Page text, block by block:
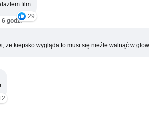
film
29
6 godz.
że kiepsko wygląda to musi się nieźle walnąć w